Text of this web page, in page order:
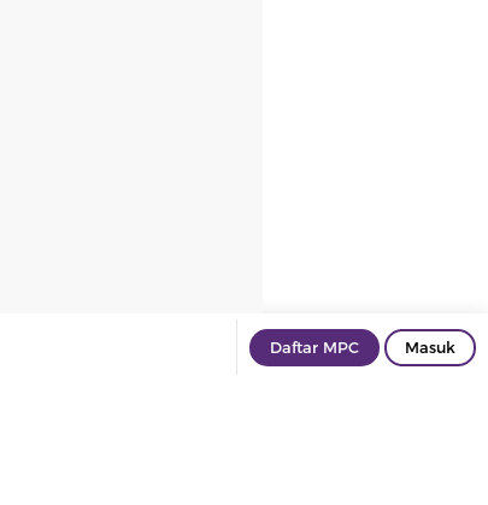
Daftar MPC Masuk